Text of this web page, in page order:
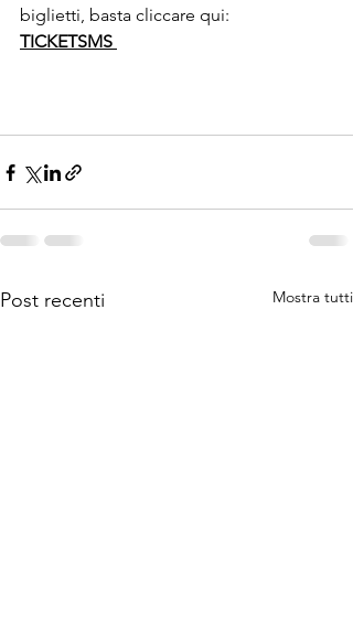
biglietti, basta cliccare qui:
TICKETSMS
Post recenti Mostra tutti